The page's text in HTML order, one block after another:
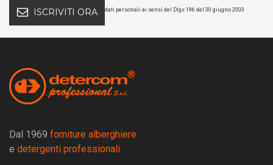
ISCRIVITI ORA dati personali ai sensi del Dlgs 196 del 30 giugno 2003
Dal 1969 forniture alberghiere
e detergenti professionali